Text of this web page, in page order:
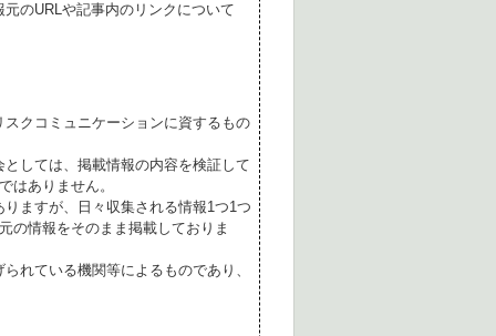
のURLや記事内のリンクについて
クコミュニケーションに資するもの
しては、掲載情報の内容を検証して
はありません。
ますが、日々収集される情報1つ1つ
の情報をそのまま掲載しておりま
れている機関等によるものであり、